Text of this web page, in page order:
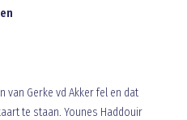
van Gerke vd Akker fel en dat
te staan. Younes Haddouir